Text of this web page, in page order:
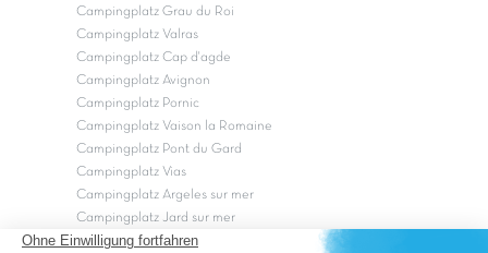
Campingplatz Grau du Roi
Campingplatz Valras
Campingplatz Cap d'agde
Campingplatz Avignon
Campingplatz Pornic
Campingplatz Vaison la Romaine
Campingplatz Pont du Gard
Campingplatz Vias
Campingplatz Argeles sur mer
Campingplatz Jard sur mer
Campingplatz Sarzeau